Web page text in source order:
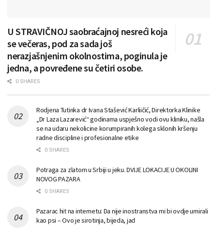
U STRAVIČNOJ saobraćajnoj nesreći koja
se večeras, pod za sada još
nerazjašnjenim okolnostima, poginula je
jedna, a povređene su četiri osobe.
0 SHARES
Rodjena Tutinka dr Ivana Stašević Karliičić, Direktorka Klinike
„Dr Laza Lazarević“ godinama uspješno vodi ovu kliniku, našla
se na udaru nekolicine korumpiranih kolega sklonih kršenju
radne discipline i profesionalne etike
0 SHARES
Potraga za zlatom u Srbiji u jeku. DVIJE LOKACIJE U OKOLINI
NOVOG PAZARA
0 SHARES
Pazarac hit na internetu: Da nije inostranstva mi bi ovdje umirali
kao psi – Ovo je sirotinja, bijeda, jad